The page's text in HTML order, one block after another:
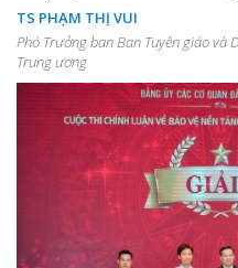
TS PHẠM THỊ VUI
Phó Trưởng ban Ban Tuyên giáo
Trung ương